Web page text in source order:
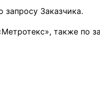
запросу Заказчика.
также по